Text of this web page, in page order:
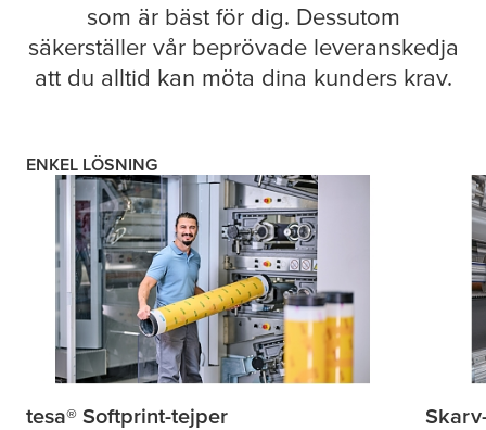
som är bäst för dig. Dessutom
säkerställer vår beprövade leveranskedja
att du alltid kan möta dina kunders krav.
ENKEL LÖSNING
tesa® Softprint-tejper